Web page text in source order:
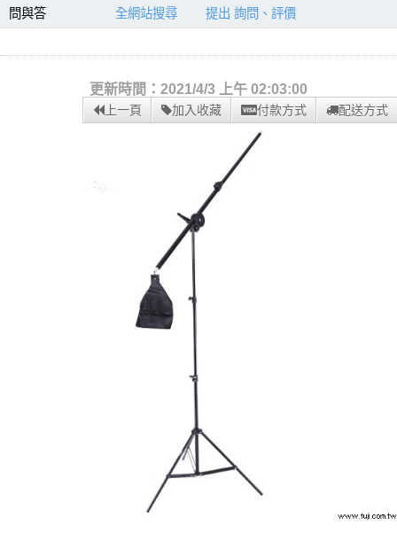
問與答 全網站搜尋 提出 詢問、評價
更新時間：2021/4/3 上午 02:03:00
上一頁 加入收藏 付款方式 配送方式